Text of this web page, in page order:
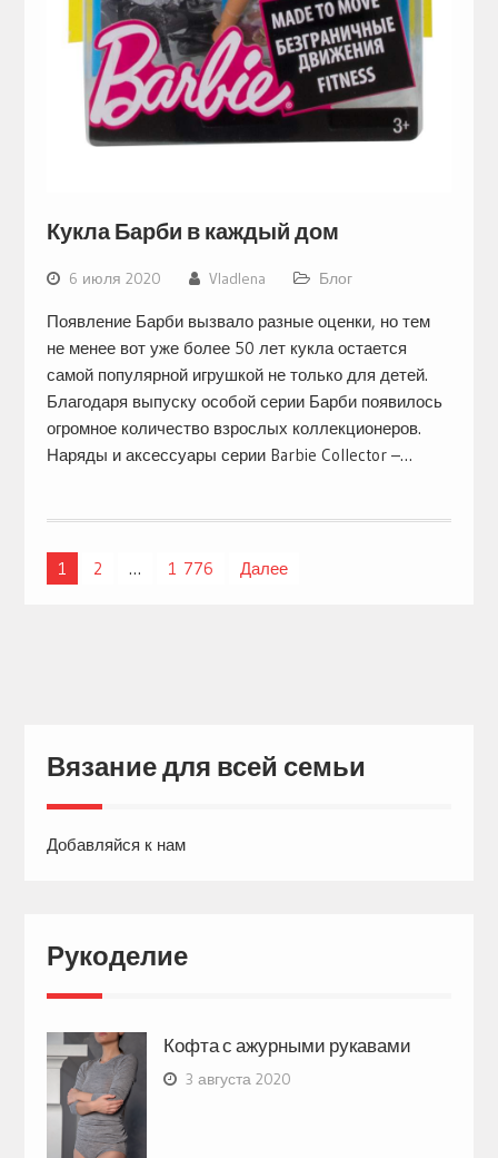
Кукла Барби в каждый дом
6 июля 2020 Vladlena Блог
Появление Барби вызвало разные оценки, но тем
не менее вот уже более 50 лет кукла остается
самой популярной игрушкой не только для детей.
Благодаря выпуску особой серии Барби появилось
огромное количество взрослых коллекционеров.
Наряды и аксессуары серии Barbie Collector –…
Навигация
1 2 … 1 776 Далее
Вязание для всей семьи
Добавляйся к нам
Рукоделие
Кофта с ажурными рукавами
3 августа 2020